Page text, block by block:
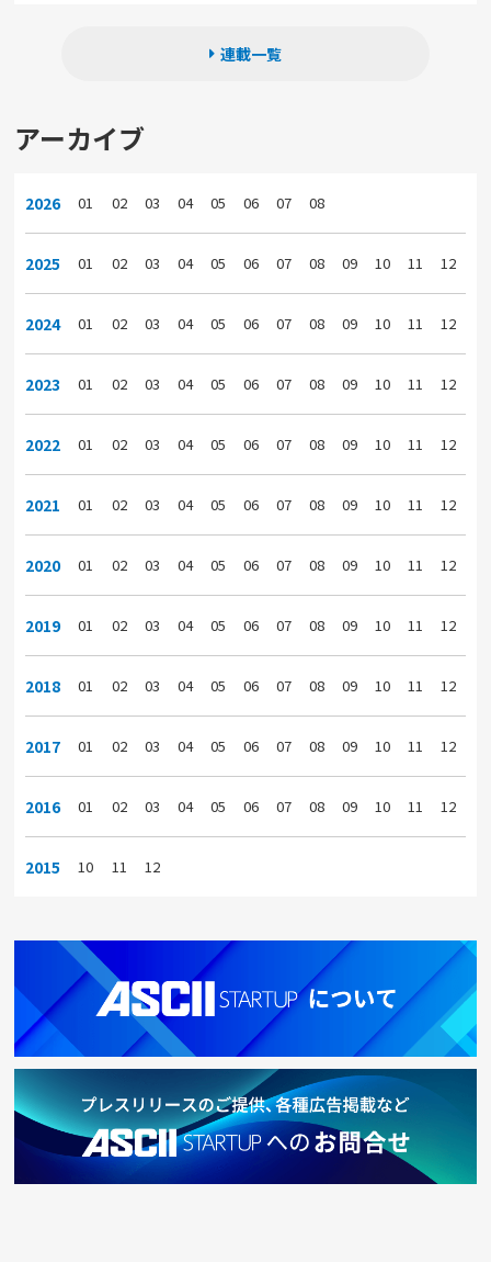
連載一覧
アーカイブ
2026 01 02 03 04 05 06 07 08
2025 01 02 03 04 05 06 07 08 09 10 11 12
2024 01 02 03 04 05 06 07 08 09 10 11 12
2023 01 02 03 04 05 06 07 08 09 10 11 12
2022 01 02 03 04 05 06 07 08 09 10 11 12
2021 01 02 03 04 05 06 07 08 09 10 11 12
2020 01 02 03 04 05 06 07 08 09 10 11 12
2019 01 02 03 04 05 06 07 08 09 10 11 12
2018 01 02 03 04 05 06 07 08 09 10 11 12
2017 01 02 03 04 05 06 07 08 09 10 11 12
2016 01 02 03 04 05 06 07 08 09 10 11 12
2015 10 11 12